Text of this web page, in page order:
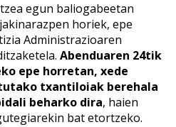
egun baliogabeetan
horiek, epe
Administrazioaren
Abenduaren 24tik
epe horretan, xede
txantiloiak berehala
beharko dira, haien
bat etortzeko.